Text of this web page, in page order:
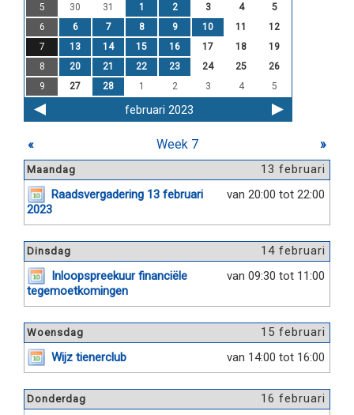
5
30 31 1 2 3 4
5
6
6 7 8 9 10 11
12
7
13 14 15 16 17 18
19
8
20 21 22 23 24 25
26
9
27 28 1 2 3 4 5
februari 2023
« Week 7 »
13 februari
Maandag
van 20:00 tot 22:00
Raadsvergadering 13 februari
2023
14 februari
Dinsdag
van 09:30 tot 11:00
Inloopspreekuur financiële
tegemoetkomingen
15 februari
Woensdag
van 14:00 tot 16:00
Wijz tienerclub
16 februari
Donderdag